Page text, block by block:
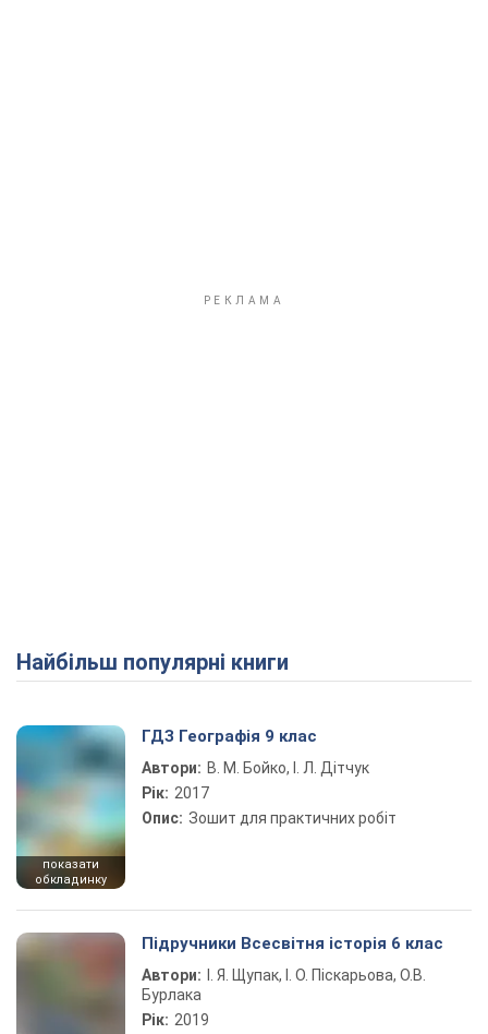
Найбільш популярні книги
показати
обкладинку
ГДЗ Географія 9 клас
Автори: В. М. Бойко, І. Л. Дітчук
Рік: 2017
Опис: Зошит для практичних робіт
Підручники Всесвітня історія 6 клас
Автори:
І. Я. Щупак, І. О. Піскарьова, О.В.
Бурлака
Рік: 2019